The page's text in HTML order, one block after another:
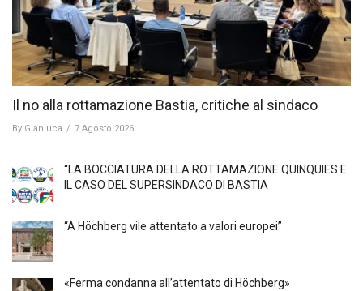
Il no alla rottamazione Bastia, critiche al sindaco
By Gianluca / 7 Agosto 2026
“LA BOCCIATURA DELLA ROTTAMAZIONE QUINQUIES E
IL CASO DEL SUPERSINDACO DI BASTIA
“A Höchberg vile attentato a valori europei”
«Ferma condanna all’attentato di Höchberg»